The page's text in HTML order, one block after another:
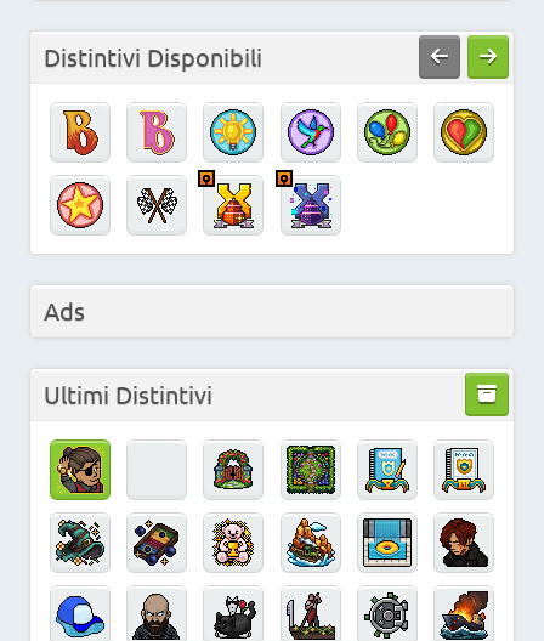
Distintivi Disponibili
Ads
Ultimi Distintivi